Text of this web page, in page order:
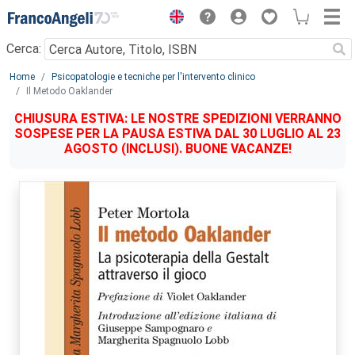
Menu
Cerca:
Main content
Home
Psicopatologie e tecniche per l'intervento clinico
Il Metodo Oaklander
CHIUSURA ESTIVA: LE NOSTRE SPEDIZIONI VERRANNO
SOSPESE PER LA PAUSA ESTIVA DAL 30 LUGLIO AL 23
AGOSTO (INCLUSI). BUONE VACANZE!